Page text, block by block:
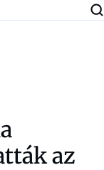
az